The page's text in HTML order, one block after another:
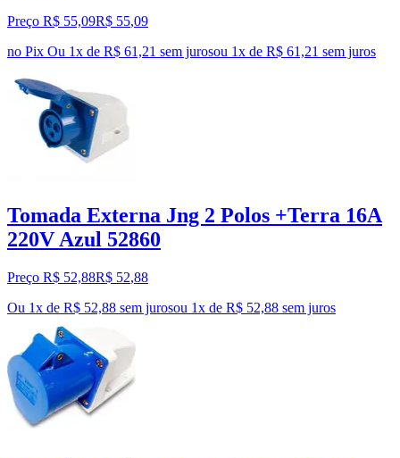
Preço R$ 55,09R$ 55,09
no Pix Ou 1x de R$ 61,21 sem jurosou 1x de R$ 61,21 sem juros
Tomada Externa Jng 2 Polos +Terra 16A
220V Azul 52860
Preço R$ 52,88R$ 52,88
Ou 1x de R$ 52,88 sem jurosou 1x de R$ 52,88 sem juros